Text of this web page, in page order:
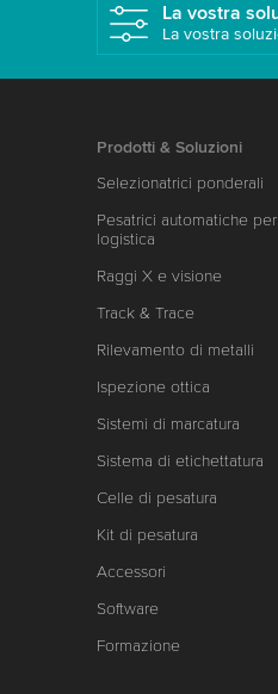
La vostra
La vostra
Prodotti & Soluzioni
Selezionatrici ponderali
Pesatrici automatiche per
logistica
Raggi X e visione
Track & Trace
Rilevamento di metalli
Ispezione ottica
Sistemi di marcatura
Sistema di etichettatura
Celle di pesatura
Kit di pesatura
Accessori
Software
Formazione